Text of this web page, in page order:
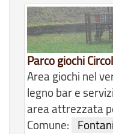
Parco giochi
Area giochi nel
legno bar e
area attrezzata
Comune: